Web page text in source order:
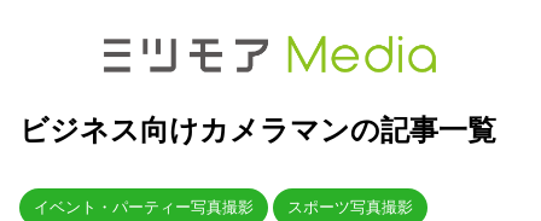
ビジネス向けカメラマンの記事一覧
イベント・パーティー写真撮影 スポーツ写真撮影